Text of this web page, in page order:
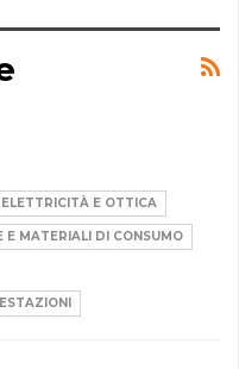
ELETTRICITÀ E OTTICA
E MATERIALI DI CONSUMO